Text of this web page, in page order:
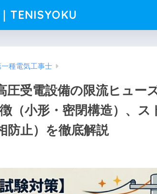
TENISYOKU
一種電気工事士
圧受電設備の限流ヒュー
（小形・密閉構造）、ス
防止）を徹底解説